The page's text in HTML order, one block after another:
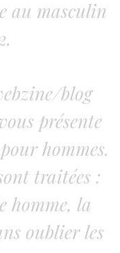
au masculin
blog
présente
hommes.
traitées :
homme, la
oublier les